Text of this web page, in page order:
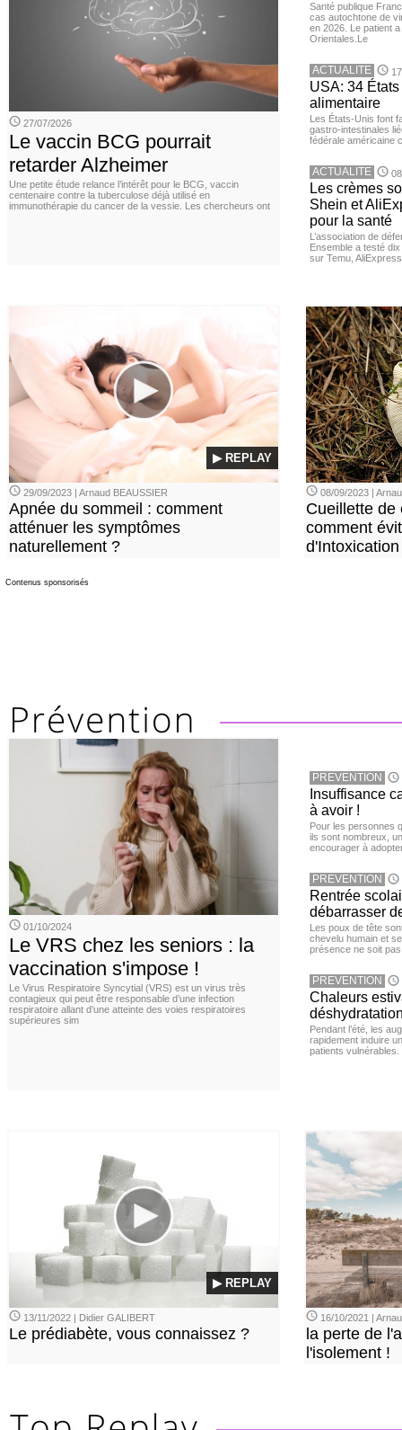
27/07/2026
Le vaccin BCG pourrait
retarder Alzheimer
Une petite étude relance l’intérêt pour le BCG, vaccin
centenaire contre la tuberculose déjà utilisé en
immunothérapie du cancer de la vessie. Les chercheurs ont
Santé publique
cas autochtone de
en 2026. Le patient
Orientales.Le
ACTUALITE
USA: 34
alimentaire
Les États-Unis font
gastro-intestinales
fédérale américaine
ACTUALITE
Les crèmes
Shein et
pour la santé
L’association de
Ensemble a testé
sur Temu,
▶ REPLAY
29/09/2023 | Arnaud BEAUSSIER
Apnée du sommeil : comment
atténuer les symptômes
naturellement ?
08/09/2023 |
Cueillette de
comment
d'Intoxication
Contenus sponsorisés
01/10/2024
Le VRS chez les seniors : la
vaccination s'impose !
Le Virus Respiratoire Syncytial (VRS) est un virus très
contagieux qui peut être responsable d’une infection
respiratoire allant d’une atteinte des voies respiratoires
supérieures sim
PREVENTION
Insuffisance
à avoir !
Pour les personnes
ils sont nombreux,
encourager à
PREVENTION
Rentrée
débarrasser
Les poux de tête
chevelu humain et
présence ne soit
PREVENTION
Chaleurs
Pendant l’été, les
rapidement induire
patients
▶ REPLAY
13/11/2022 | Didier GALIBERT
Le prédiabète, vous connaissez ?
16/10/2021 |
la perte de
l'isolement !